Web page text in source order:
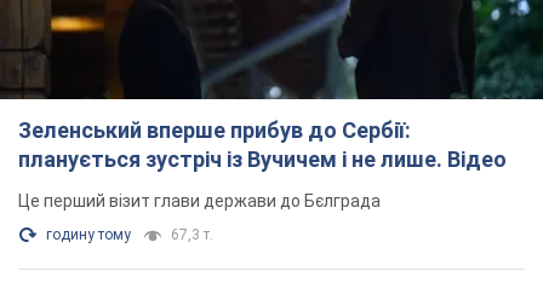
Зеленський вперше прибув до Сербії:
планується зустріч із Вучичем і не лише. Відео
Це перший візит глави держави до Бєлграда
годину тому 67,3 т.